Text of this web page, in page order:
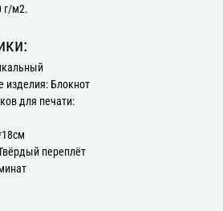
г/м2.
изделия: Блокнот
для печати:
переплёт